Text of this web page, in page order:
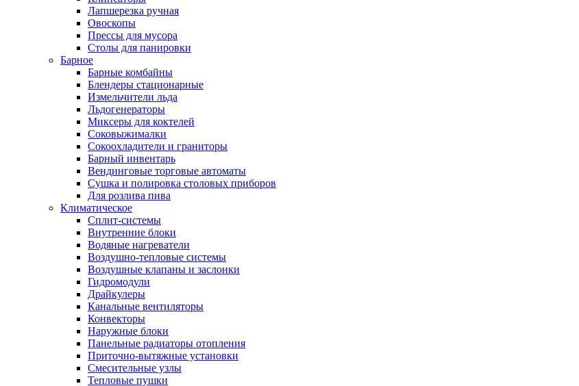
Лапшерезка ручная
Овоскопы
Прессы для мусора
Столы для панировки
Барное
Барные комбайны
Блендеры стационарные
Измельчители льда
Льдогенераторы
Миксеры для коктелей
Соковыжималки
Сокоохладители и граниторы
Барный инвентарь
Вендинговые торговые автоматы
Сушка и полировка столовых приборов
Для розлива пива
Климатическое
Сплит-системы
Внутренние блоки
Водяные нагреватели
Воздушно-тепловые системы
Воздушные клапаны и заслонки
Гидромодули
Драйкулеры
Канальные вентиляторы
Конвекторы
Наружные блоки
Панельные радиаторы отопления
Приточно-вытяжные установки
Смесительные узлы
Тепловые пушки